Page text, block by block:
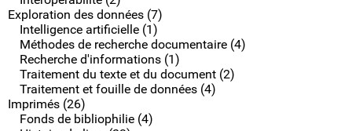
Exploration des données (7)
Intelligence artificielle (1)
Méthodes de recherche documentaire (4)
Recherche d'informations (1)
Traitement du texte et du document (2)
Traitement et fouille de données (4)
Imprimés (26)
Fonds de bibliophilie (4)